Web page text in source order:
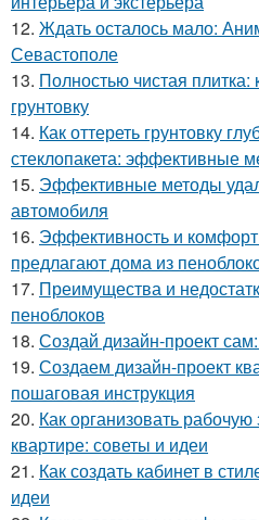
12. Ждать осталось мало:
Севастополе
13. Полностью чистая
грунтовку
14. Как оттереть грунтовку
стеклопакета: эффективные
15. Эффективные методы
автомобиля
16. Эффективность и
предлагают дома из
17. Преимущества и
пеноблоков
18. Создай дизайн-проект
19. Создаем дизайн-проект
пошаговая инструкция
20. Как организовать
квартире: советы и идеи
21. Как создать кабинет в
идеи